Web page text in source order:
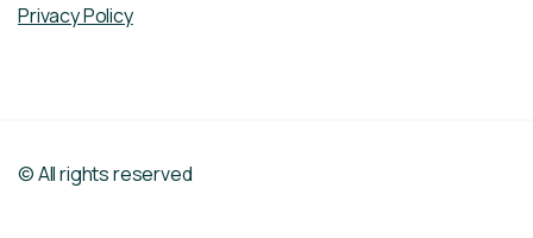
Privacy Policy
© All rights reserved